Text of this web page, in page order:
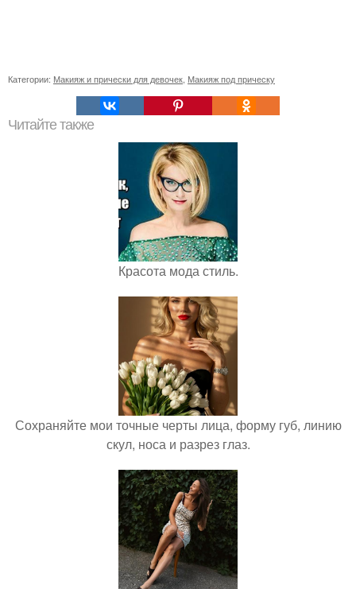
Категории: Макияж и прически для девочек Макияж под прическу
Читайте также
Красота мода стиль.
Сохраняйте мои точные черты лица, форму губ, линию
скул, носа и разрез глаз.